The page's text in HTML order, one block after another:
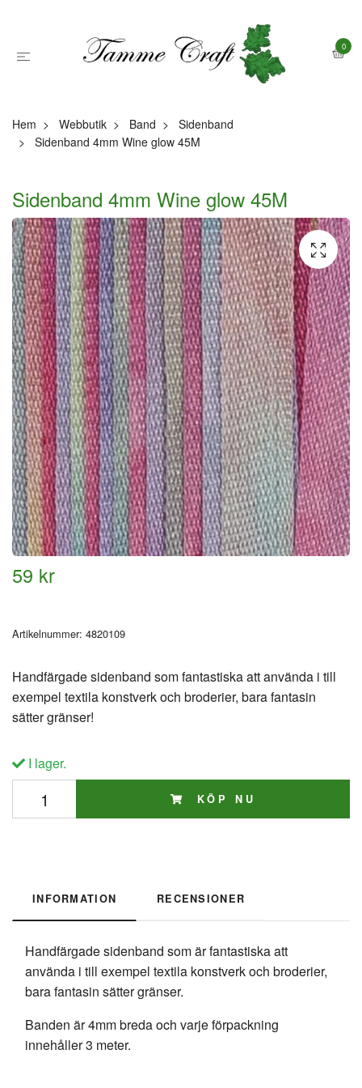
0
Hem Webbutik Band
Sidenband
Sidenband 4mm Wine glow 45M
Sidenband 4mm Wine glow 45M
59 kr
Artikelnummer: 4820109
Handfärgade sidenband som fantastiska att använda i till
exempel textila konstverk och broderier, bara fantasin
sätter gränser!
I lager.
KÖP NU
INFORMATION RECENSIONER
Handfärgade sidenband som är fantastiska att
använda i till exempel textila konstverk och broderier,
bara fantasin sätter gränser.
Banden är 4mm breda och varje förpackning
innehåller 3 meter.